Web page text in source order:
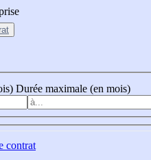
Durée maximale (en mois)
contrat